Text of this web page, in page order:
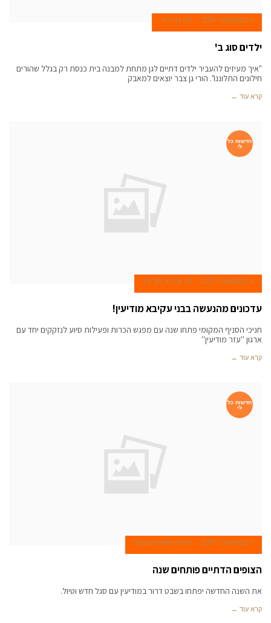
9 בספטמבר 2007 יעל בן דרור
ילדים סוג ב'
"איך מעיזים להעביר ילדים דתיים לגן מתחת למבנה בית כנסת רק בגלל שהורים
חילונים התלוננו". הורי גן צבר יוצאים למאבק
קרא עוד ←
חדשות כל
לי
9 בספטמבר 2007 בני עקיבא מודיעין
עדכונים מהנעשה בבני עקיבא מודיעין!
חניכי הסניף המקומי פתחו שנה עם מפגש הכרות ופעילות סיוע לנזקקים יחד עם
ארגון ''עזר מודיעין''
קרא עוד ←
חדשות כל
לי
9 בספטמבר 2007 הודעה מטעם הצופים
הצופים הדתיים פותחים שנה
את השנה החדשה יפתחו בשבט דרור במודיעין עם סגל חדש וטיול.
קרא עוד ←